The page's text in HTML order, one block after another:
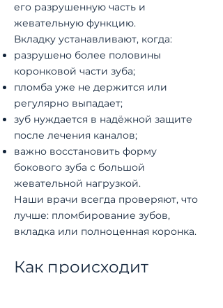
его разрушенную часть и
жевательную функцию.
Вкладку устанавливают, когда:
разрушено более половины
коронковой части зуба;
пломба уже не держится или
регулярно выпадает;
зуб нуждается в надёжной защите
после лечения каналов;
важно восстановить форму
бокового зуба с большой
жевательной нагрузкой.
Наши врачи всегда проверяют, что
лучше: пломбирование зубов,
вкладка или полноценная коронка.
Как происходит